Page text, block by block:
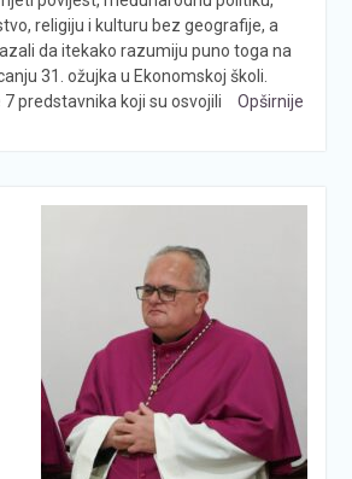
religiju i kulturu bez geografije, a
da itekako razumiju puno toga na
31. ožujka u Ekonomskoj školi.
7 predstavnika koji su osvojili
Opširnije